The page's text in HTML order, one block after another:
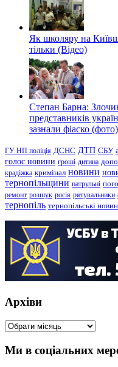
Як школяру на
тільки (Відео)
Степан Барна:
представників
зазнали фіаско (фото)
ГУ НП поліція ДСНС ДТП СБУ
голос новини гроші дитина
крадіжка кримінал новини
тернопільщини патрульні
ремонт розшук росія рятувальники
тернопіль тернопільські
Архіви
Архіви
Ми в соціальних